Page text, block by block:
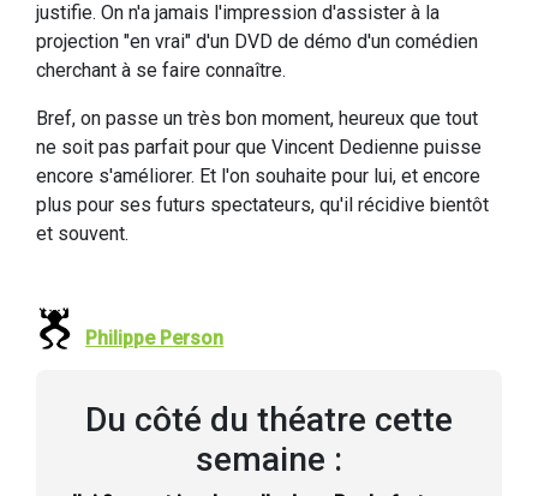
justifie. On n'a jamais l'impression d'assister à la
projection "en vrai" d'un DVD de démo d'un comédien
cherchant à se faire connaître.
Bref, on passe un très bon moment, heureux que tout
ne soit pas parfait pour que Vincent Dedienne puisse
encore s'améliorer. Et l'on souhaite pour lui, et encore
plus pour ses futurs spectateurs, qu'il récidive bientôt
et souvent.
Philippe Person
Du côté du théatre cette
semaine :